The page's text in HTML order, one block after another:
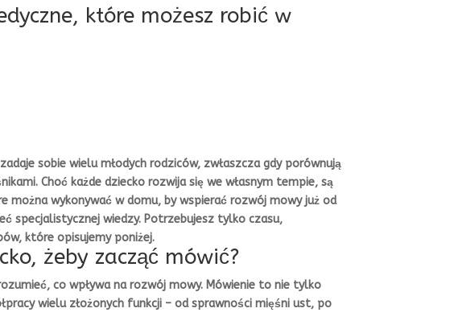
które możesz robić w
sobie wielu młodych rodziców, zwłaszcza gdy porównują
Choć każde dziecko rozwija się we własnym tempie, są
można wykonywać w domu, by wspierać rozwój mowy już od
specjalistycznej wiedzy. Potrzebujesz tylko czasu,
które opisujemy poniżej.
żeby zacząć mówić?
co wpływa na rozwój mowy. Mówienie to nie tylko
wielu złożonych funkcji – od sprawności mięśni ust, po